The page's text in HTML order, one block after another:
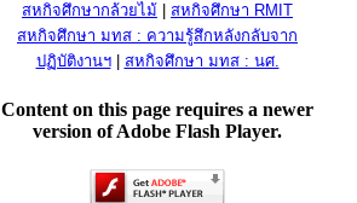
สหกิจศึกษากล้วยไม้
สหกิจศึกษา RMIT
สหกิจศึกษา มทส : ความรู้สึกหลังกลับจาก
ปฏิบัติงานฯ| สหกิจศึกษา มทส : นศ.
Content on this page requires a newer
version of Adobe Flash Player.